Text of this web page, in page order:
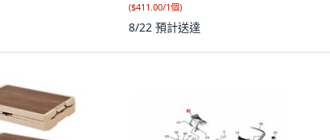
($411.00/1個)
8/22 預計送達